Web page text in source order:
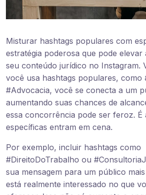
Misturar hashtags populares com
estratégia poderosa que pode elevar
seu conteúdo jurídico no Instagram.
você usa hashtags populares, como
#Advocacia, você se conecta a um
aumentando suas chances de
essa concorrência pode ser feroz. É
específicas entram em cena.
Por exemplo, incluir hashtags como
#DireitoDoTrabalho ou
sua mensagem para um público
está realmente interessado no que